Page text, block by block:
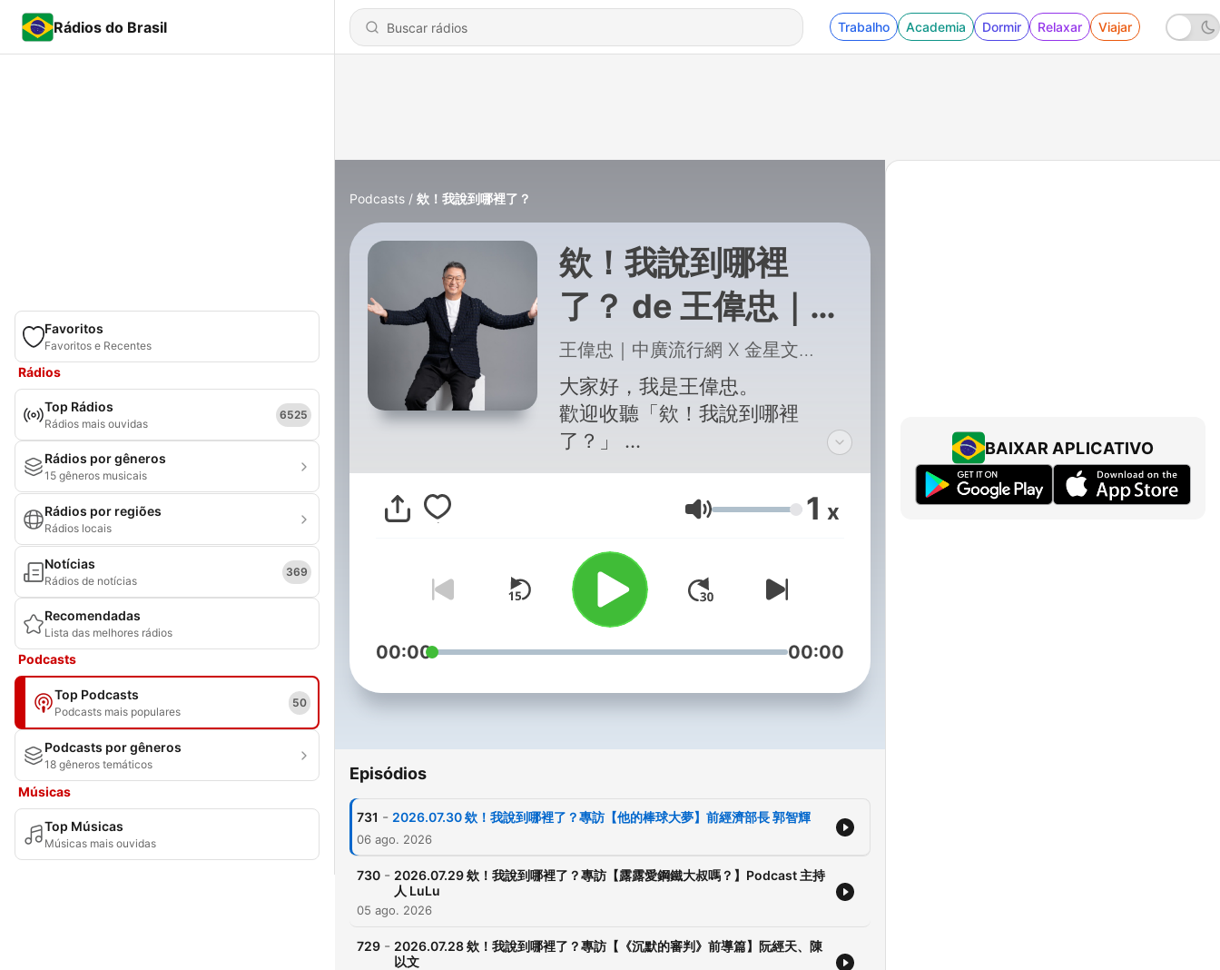
Rádios do Brasil Trabalho Academia Dormir Relaxar Viajar
Favoritos
Favoritos e Recentes
Rádios
Top Rádios
Rádios mais ouvidas
6525
Rádios por gêneros
15 gêneros musicais
Rádios por regiões
Rádios locais
Notícias
Rádios de notícias
369
Recomendadas
Lista das melhores rádios
Podcasts
Top Podcasts
Podcasts mais populares
50
Podcasts por gêneros
18 gêneros temáticos
Músicas
Top Músicas
Músicas mais ouvidas
Podcasts 欸！我說到哪裡了？
欸！我說到哪裡
了？ de 王偉忠｜中
廣流行網 X 金星文
創
王偉忠｜中廣流行網 X 金星文創
大家好，我是王偉忠。
歡迎收聽「欸！我說到哪裡
了？」
欸......對對對！不要懷疑，我的節
目名稱就叫「欸！我說到哪裡
因為我們這個年紀，很容易說著
說著，就不知道說到哪裡去了......
很高興跟大家又見面！
========================
YouTube【王偉忠電視台】
Facebook【王偉忠】
https://www.instagram.com/weichung_official/
Powered byFirstory Hosting
Volume 1 x
00:00 00:00
Episódios
731 - 2026.07.30 欸！我說到哪裡了？專訪【他的棒球大夢】前經濟部長 郭智輝
06 ago. 2026
730 - 2026.07.29 欸！我說到哪裡了？專訪【露露愛鋼鐵大叔嗎？】Podcast 主持
人 LuLu
05 ago. 2026
729 - 2026.07.28 欸！我說到哪裡了？專訪【《沉默的審判》前導篇】阮經天、陳
以文
BAIXAR APLICATIVO